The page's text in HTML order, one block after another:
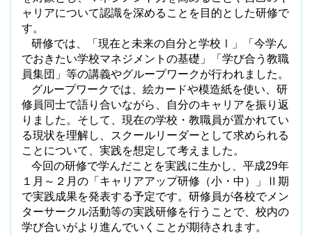
ャリアについて認識を深めることを目的とした研修で
す。
研修では、「現在と未来の自分と学校Ⅰ」「今学ん
でおきたい学校マネジメントの基礎」「学び合う教職
員集団」等の講義やグループワークが行われました。
グループワークでは、絵カードや模造紙を使い、研
修員同士で語り合いながら、自分のキャリアを振り返
りました。そして、現在の学校・教職員が置かれてい
る現状を理解し、スクールリーダーとして求められる
ことについて、実践を想定して考えました。
今回の研修で学んだことを実践に生かし、平成29年
１月～２月の「キャリアアップ研修（小・中）」Ⅱ期
で実践成果を発表する予定です。研修員が各校でメン
ターサークル活動等の実践研修を行うことで、校内の
学び合いがより進んでいくことが期待されます。